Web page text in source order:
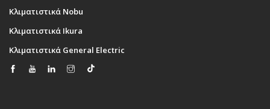
Κλιματιστικά Nobu
Κλιματιστικά Ikura
Κλιματιστικά General Electric